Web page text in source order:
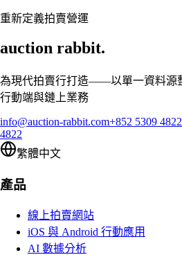
重新定義拍賣營運
auction rabbit.
為現代拍賣行打造——以單一資料源
行動端與鏈上業務
info@auction-rabbit.com+852 5309 4822
4822
繁體中文
產品
線上拍賣網站
iOS 與 Android 行動應用
AI 數據分析